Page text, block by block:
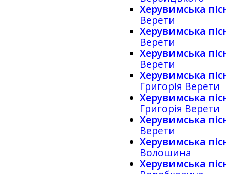
Херувимська
Верети
Херувимська
Верети
Херувимська
Верети
Херувимська
Григорія Верети
Херувимська
Григорія Верети
Херувимська
Верети
Херувимська
Волошина
Херувимська